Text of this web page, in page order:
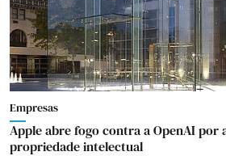
Empresas
Apple abre fogo contra a OpenAI por
propriedade intelectual